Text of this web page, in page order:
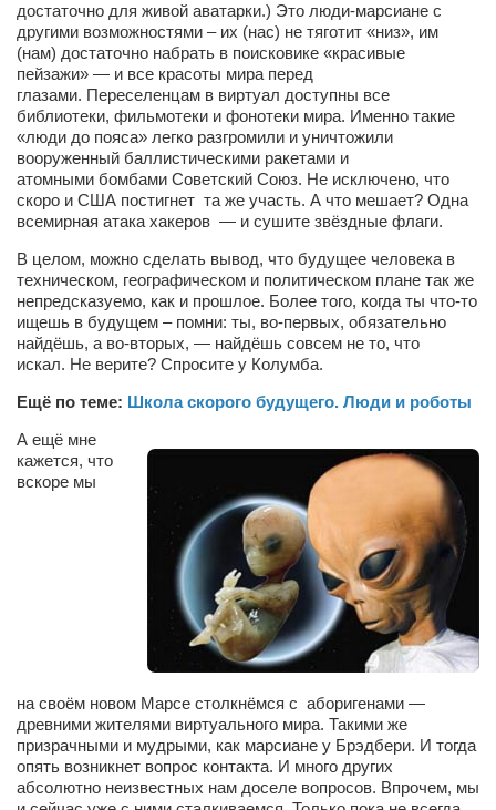
Римма Миленкова
Ирина Проценко
Александр Садовский
Сергей Степанов
Анна Черненко
Марина Фенота
Он и Она
Конкурсы
Фестиваль. Конкурс «Колибри» 2017
Конкурс «Колибри» 2016
Конкурс «Колибри» 2015
Конкурс «Колибри» 2014
Литературный конкурс «Я люблю Украину»
Конкурс «Колибри — детям!» 2014
Конкурс «Колибри» 2013
Афиша Киев
Афиша Сумы
О нас
достаточно для живой аватарки.) Это люди-марсиане с
другими возможностями – их (нас) не тяготит «низ», им
(нам) достаточно набрать в поисковике «красивые
пейзажи» — и все красоты мира перед
глазами. Переселенцам в виртуал доступны все
библиотеки, фильмотеки и фонотеки мира. Именно такие
«люди до пояса» легко разгромили и уничтожили
вооруженный баллистическими ракетами и
атомными бомбами Советский Союз. Не исключено, что
скоро и США постигнет та же участь. А что мешает? Одна
всемирная атака хакеров — и сушите звёздные флаги.
В целом, можно сделать вывод, что будущее человека в
техническом, географическом и политическом плане так же
непредсказуемо, как и прошлое. Более того, когда ты что-то
ищешь в будущем – помни: ты, во-первых, обязательно
найдёшь, а во-вторых, — найдёшь совсем не то, что
искал. Не верите? Спросите у Колумба.
Ещё по теме: Школа скорого будущего. Люди и роботы
А ещё мне
кажется, что
вскоре мы
на своём новом Марсе столкнёмся с аборигенами —
древними жителями виртуального мира. Такими же
призрачными и мудрыми, как марсиане у Брэдбери. И тогда
опять возникнет вопрос контакта. И много других
абсолютно неизвестных нам доселе вопросов. Впрочем, мы